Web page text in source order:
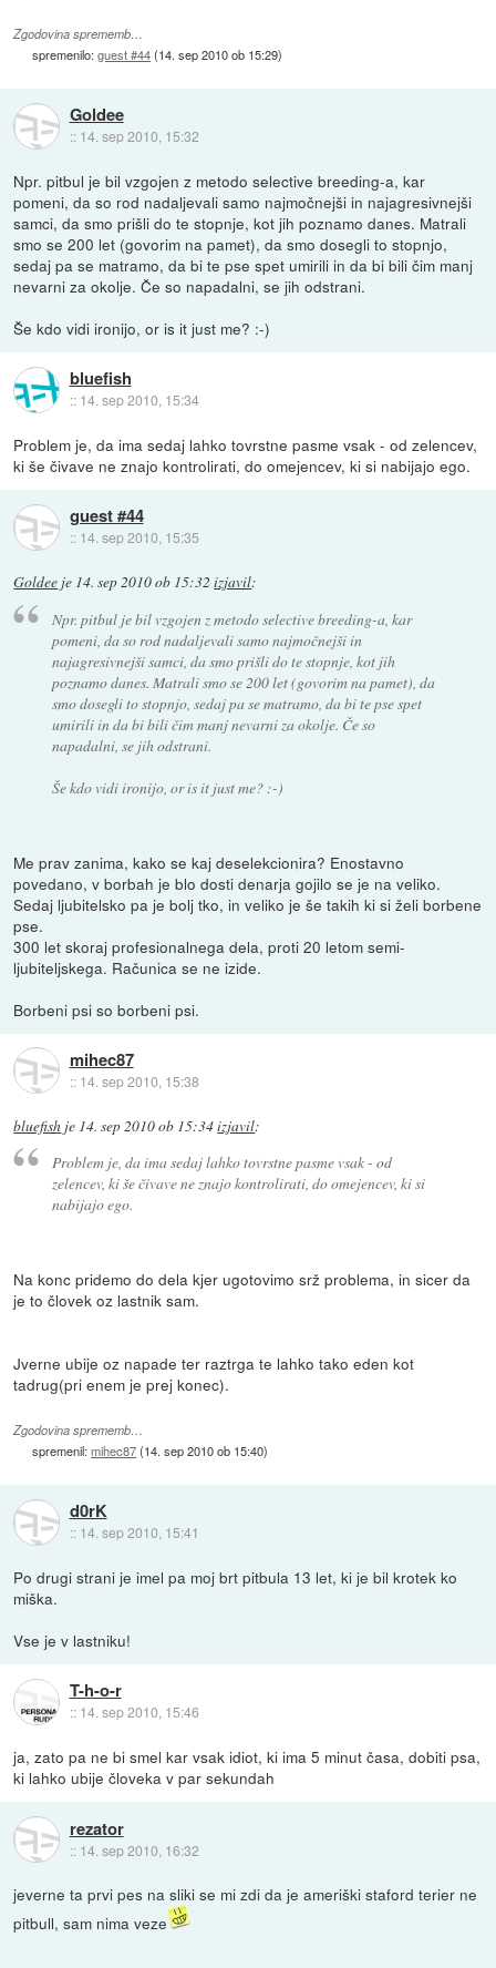
Zgodovina sprememb…
spremenilo:guest #44(14. sep 2010 ob 15:29)
Goldee
:: 14. sep 2010, 15:32
Npr. pitbul je bil vzgojen z metodo selective breeding-a, kar
pomeni, da so rod nadaljevali samo najmočnejši in najagresivnejši
samci, da smo prišli do te stopnje, kot jih poznamo danes. Matrali
smo se 200 let (govorim na pamet), da smo dosegli to stopnjo,
sedaj pa se matramo, da bi te pse spet umirili in da bi bili čim manj
nevarni za okolje. Če so napadalni, se jih odstrani.
Še kdo vidi ironijo, or is it just me? :-)
bluefish
:: 14. sep 2010, 15:34
Problem je, da ima sedaj lahko tovrstne pasme vsak - od zelencev,
ki še čivave ne znajo kontrolirati, do omejencev, ki si nabijajo ego.
guest #44
:: 14. sep 2010, 15:35
Goldee je 14. sep 2010 ob 15:32 izjavil:
Npr. pitbul je bil vzgojen z metodo selective breeding-a, kar
pomeni, da so rod nadaljevali samo najmočnejši in
najagresivnejši samci, da smo prišli do te stopnje, kot jih
poznamo danes. Matrali smo se 200 let (govorim na pamet), da
smo dosegli to stopnjo, sedaj pa se matramo, da bi te pse spet
umirili in da bi bili čim manj nevarni za okolje. Če so
napadalni, se jih odstrani.
Še kdo vidi ironijo, or is it just me? :-)
Me prav zanima, kako se kaj deselekcionira? Enostavno
povedano, v borbah je blo dosti denarja gojilo se je na veliko.
Sedaj ljubitelsko pa je bolj tko, in veliko je še takih ki si želi borbene
pse.
300 let skoraj profesionalnega dela, proti 20 letom semi-
ljubiteljskega. Računica se ne izide.
Borbeni psi so borbeni psi.
mihec87
:: 14. sep 2010, 15:38
bluefish je 14. sep 2010 ob 15:34izjavil:
Problem je, da ima sedaj lahko tovrstne pasme vsak - od
zelencev, ki še čivave ne znajo kontrolirati, do omejencev, ki si
nabijajo ego.
Na konc pridemo do dela kjer ugotovimo srž problema, in sicer da
je to človek oz lastnik sam.
Jverne ubije oz napade ter raztrga te lahko tako eden kot
tadrug(pri enem je prej konec).
Zgodovina sprememb…
spremenil:mihec87(14. sep 2010 ob 15:40)
d0rK
:: 14. sep 2010, 15:41
Po drugi strani je imel pa moj brt pitbula 13 let, ki je bil krotek ko
miška.
Vse je v lastniku!
T-h-o-r
:: 14. sep 2010, 15:46
ja, zato pa ne bi smel kar vsak idiot, ki ima 5 minut časa, dobiti psa,
ki lahko ubije človeka v par sekundah
rezator
:: 14. sep 2010, 16:32
jeverne ta prvi pes na sliki se mi zdi da je ameriški staford terier ne
pitbull, sam nima veze